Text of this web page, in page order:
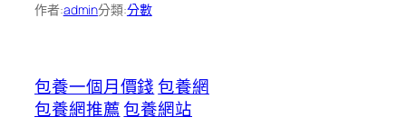
作者:admin分類:分數
包養一個月價錢 包養網
包養網推薦包養網站